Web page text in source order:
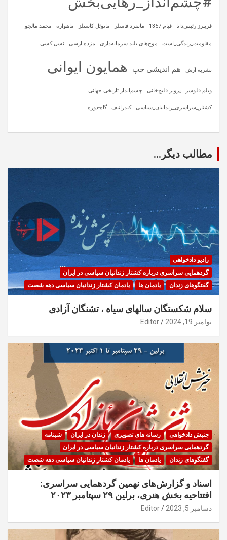
فریبرز رئیس‌دانا قیام 1357 مانفرد فاسلر مانوئل کاستلز ماهواره‌ محمد مالجو
مقاومت_زندگی_است موج‌های بلند سرمایه‌داری مژده ارسی نسل کشی
نشریه آرش هم اندیشی چپ همایون ایوانی
ویلم فلوسر پرویز قلیچ‌خانی چشم‌انداز تاریخی‌ـ‌جهانی
کشتار_سراسری_زندانیان_سیاسی کندراتیف گاه-دوره
مطالب دیگر...
رادیو دادخواهی
گردهمایی سراسری درباره کشتار زندانیان سیاسی در ایران
گفتگوهای زندان
یادمان ها یادمان کشتار زندانیان سیاسی دهه شصت
سلام شکستگان سالهای سیاه ، تشنگان آزادی
نوامبر 19, 2024 Editor
جنبش دادخواهی رسانه های تصویری زندان در ایران
شبنامه
گردهمایی سراسری درباره کشتار زندانیان سیاسی در ایران
گفتگوهای زندان
یادمان ها یادمان کشتار زندانیان سیاسی دهه شصت
اسناد و گزارش‌های نهمین گردهمایی سراسری:
افتتاحیه بخش هنری، برلین ۲۹ سپتامبر ۲۰۲۳
دسامبر 5, 2023 Editor